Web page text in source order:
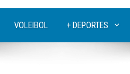
VOLEIBOL + DEPORTES